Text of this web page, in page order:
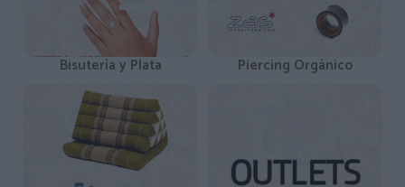
Bisutería y Plata Piercing Orgánico